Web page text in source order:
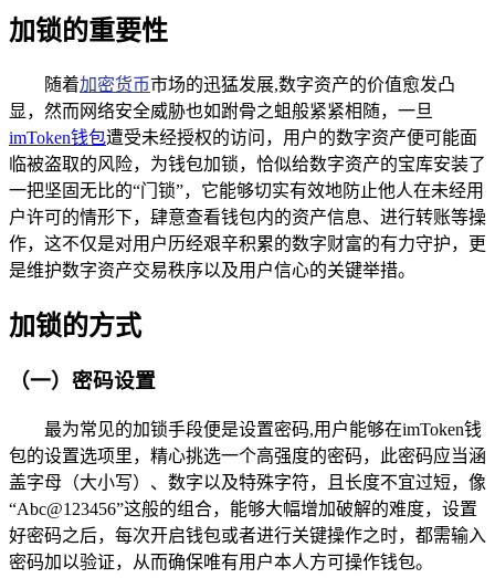
加锁的重要性
随着加密货币市场的迅猛发展,数字资产的价值愈发凸
显，然而网络安全威胁也如跗骨之蛆般紧紧相随，一旦
imToken钱包遭受未经授权的访问，用户的数字资产便可能面
临被盗取的风险，为钱包加锁，恰似给数字资产的宝库安装了
一把坚固无比的“门锁”，它能够切实有效地防止他人在未经用
户许可的情形下，肆意查看钱包内的资产信息、进行转账等操
作，这不仅是对用户历经艰辛积累的数字财富的有力守护，更
是维护数字资产交易秩序以及用户信心的关键举措。
加锁的方式
（一）密码设置
最为常见的加锁手段便是设置密码,用户能够在imToken钱
包的设置选项里，精心挑选一个高强度的密码，此密码应当涵
盖字母（大小写）、数字以及特殊字符，且长度不宜过短，像
“Abc@123456”这般的组合，能够大幅增加破解的难度，设置
好密码之后，每次开启钱包或者进行关键操作之时，都需输入
密码加以验证，从而确保唯有用户本人方可操作钱包。